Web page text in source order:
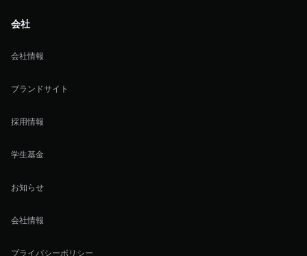
会社
会社情報
ブランドサイト
採用情報
学生基金
お知らせ
会社情報
プライバシーポリシー